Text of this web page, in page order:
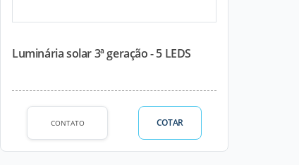
Luminária solar 3ª geração - 5 LEDS
CONTATO COTAR